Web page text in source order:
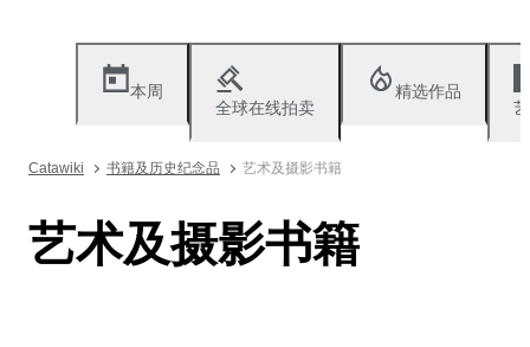
本周
全球在线拍卖
精选作品
Catawiki 书籍及历史纪念品 艺术及摄影书籍
艺术及摄影书籍